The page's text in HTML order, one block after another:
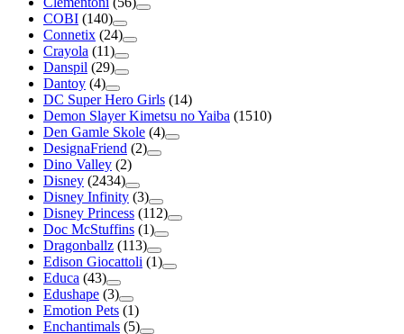
COBI (140)
Connetix (24)
Crayola (11)
Danspil (29)
Dantoy (4)
DC Super Hero Girls (14)
Demon Slayer Kimetsu no Yaiba (1510)
Den Gamle Skole (4)
DesignaFriend (2)
Dino Valley (2)
Disney (2434)
Disney Infinity (3)
Disney Princess (112)
Doc McStuffins (1)
Dragonballz (113)
Edison Giocattoli (1)
Educa (43)
Edushape (3)
Emotion Pets (1)
Enchantimals (5)